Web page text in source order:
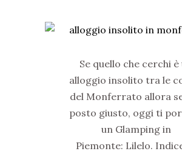
Se quello che cerchi è
alloggio insolito tra le
del Monferrato allora
posto giusto, oggi ti
un Glamping in
Piemonte: Lilelo.